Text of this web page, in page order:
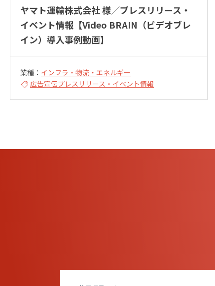
ヤマト運輸株式会社 様／プレスリリース・
イベント情報【Video BRAIN（ビデオブレ
イン）導入事例動画】
業種： インフラ・物流・エネルギー
広告宣伝プレスリリース・イベント情報